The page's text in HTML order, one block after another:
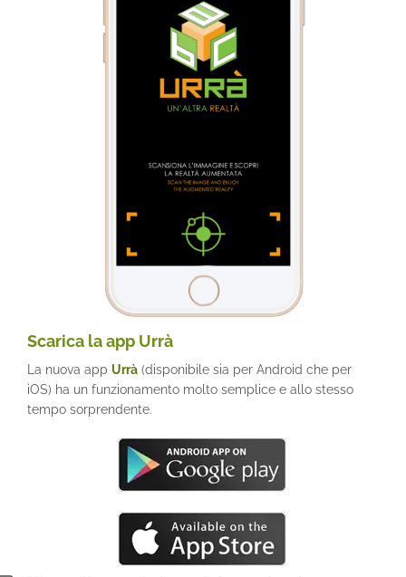
Scarica la app Urrà
La nuova app Urrà (disponibile sia per Android che per
iOS) ha un funzionamento molto semplice e allo stesso
tempo sorprendente.